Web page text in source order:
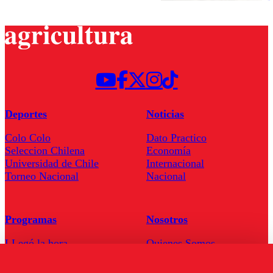
Deportes
Colo Colo
Seleccion Chilena
Universidad de Chile
Torneo Nacional
Noticias
Dato Practico
Economía
Internacional
Nacional
Programas
LLegó la hora
Nosotros
Quienes Somos